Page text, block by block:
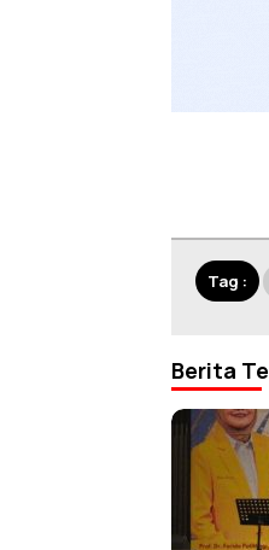
Tag :
Berita